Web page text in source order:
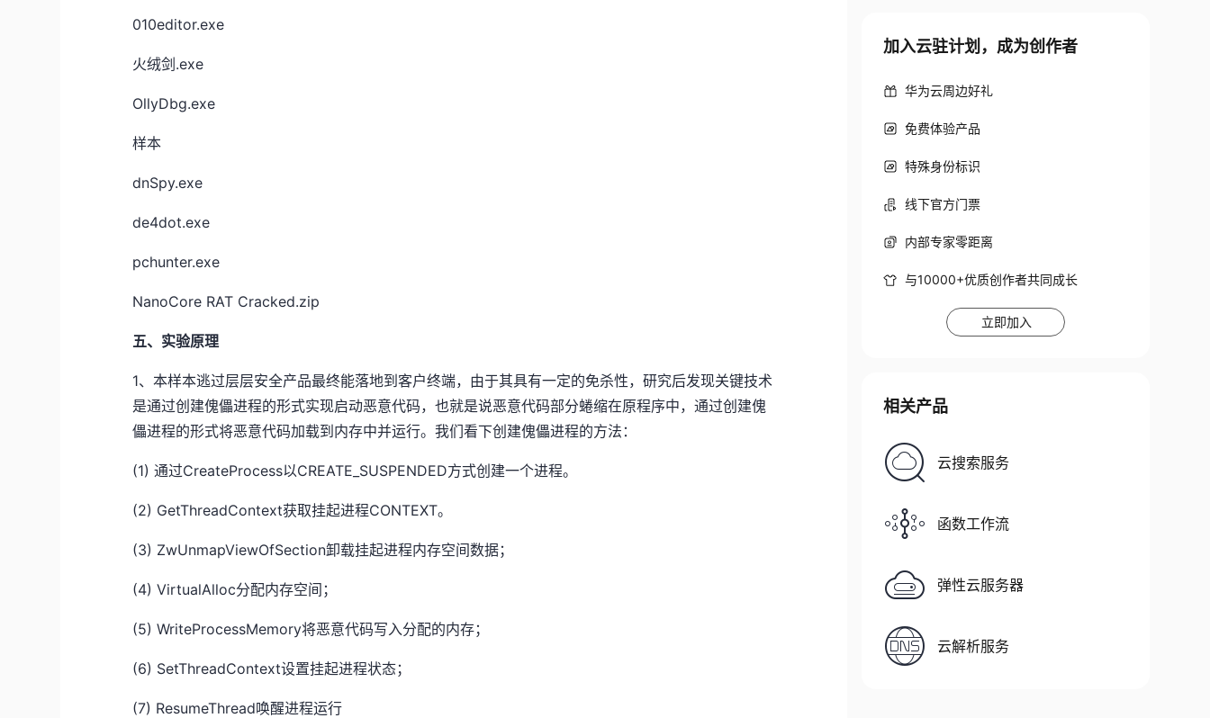
010editor.exe
火绒剑.exe
OllyDbg.exe
样本
dnSpy.exe
de4dot.exe
pchunter.exe
NanoCore RAT Cracked.zip
五、实验原理
1、本样本逃过层层安全产品最终能落地到客户终端，由于其具有一定的免杀性，研究后发现关键技术
是通过创建傀儡进程的形式实现启动恶意代码，也就是说恶意代码部分蜷缩在原程序中，通过创建傀
儡进程的形式将恶意代码加载到内存中并运行。我们看下创建傀儡进程的方法：
(1) 通过CreateProcess以CREATE_SUSPENDED方式创建一个进程。
(2) GetThreadContext获取挂起进程CONTEXT。
(3) ZwUnmapViewOfSection卸载挂起进程内存空间数据；
(4) VirtualAlloc分配内存空间；
(5) WriteProcessMemory将恶意代码写入分配的内存；
(6) SetThreadContext设置挂起进程状态；
(7) ResumeThread唤醒进程运行
加入云驻计划，成为创作者
华为云周边好礼
免费体验产品
特殊身份标识
线下官方门票
内部专家零距离
与10000+优质创作者共同成长
立即加入
相关产品
云搜索服务
函数工作流
弹性云服务器
云解析服务